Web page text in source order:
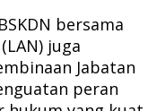
bersama
juga
Jabatan
peran